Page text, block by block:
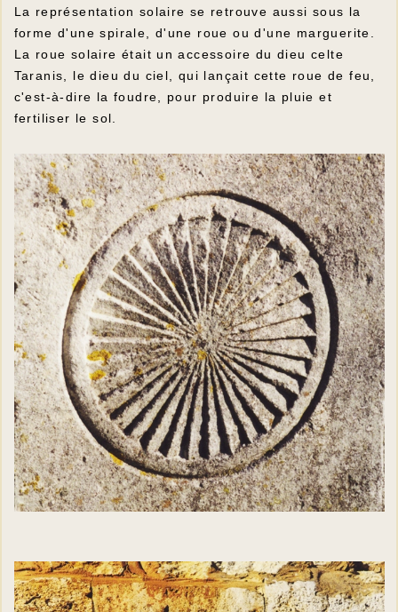
La représentation solaire se retrouve aussi sous la
forme d'une spirale, d'une roue ou d'une marguerite.
La roue solaire était un accessoire du dieu celte
Taranis, le dieu du ciel, qui lançait cette roue de feu,
c'est-à-dire la foudre, pour produire la pluie et
fertiliser le sol.